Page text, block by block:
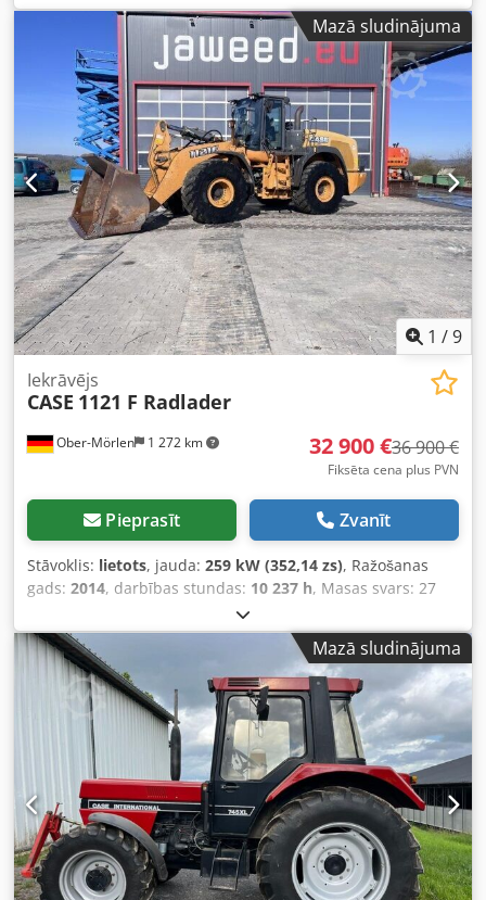
01/2013, Ražošanas gads:2013, Aprīkojums:gaisa
kondicionēšana
Mazā sludinājuma
1 /9
Ober-Mörlen 1 272 km
Iekrāvējs
CASE 1121 F Radlader
32 900 €36 900 €
Fiksēta cena plus PVN
Pieprasīt Zvanīt
Stāvoklis: lietots, jauda: 259 kW (352,14 zs), Ražošanas
gads: 2014, darbības stundas: 10 237 h, Masas svars: 27
024 kg Lūdzu, sazinieties ar Emal Jaweed, lai iegūtu vairāk
informācijas. Riteņu iekrāvējs / Wheel Loader, Case 1121F,
izgatavošanas gads: 2014, darba stundas: 10 237 h,
garums: 8 960 mm, platums: 2 990 mm, augstums: 3 570
mm, maksimāli pieļaujamā pilnā masa: 27 024 kg, dzinējs:
Case, dzinēja jauda: 239 kW, kondicionieris, svari, papildu
hidraulika, atpakaļskata kamera, automātiskā eļļošana,
kausa izmēri: garums: 1 800 mm, platums: 3 000 mm,
augstums: 1 750 mm, pieejams video. Citi: * Piedāvājam
pārdošanai vairāk nekā 200 vienību. * Mūsu atrašanās
vieta: 30 km uz ziemeļiem no Frankfurtes/M lidostas.
Dodpjyn Nfwofx Alasck * Pieejama finansēšana un līzings.
* Specializējamies transportā un nosūtīšanā visā pasaulē.
Mazā sludinājuma